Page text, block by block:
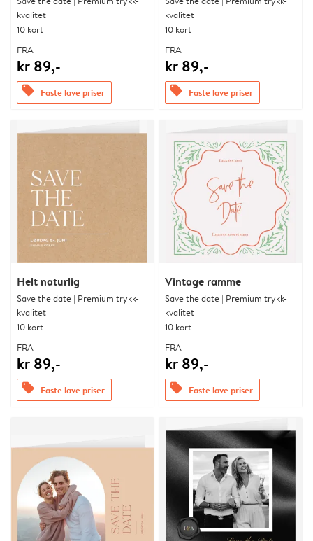
kvalitet
10 kort
FRA
kr 89,-
offers Faste lave priser
kvalitet
10 kort
FRA
kr 89,-
offers Faste lave priser
Helt naturlig
Save the date | Premium trykk-
kvalitet
10 kort
FRA
kr 89,-
offers Faste lave priser
Vintage ramme
Save the date | Premium trykk-
kvalitet
10 kort
FRA
kr 89,-
offers Faste lave priser